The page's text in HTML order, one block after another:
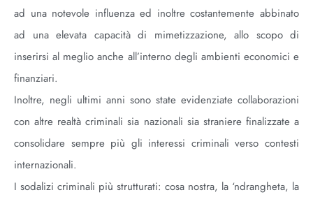
ad una notevole influenza ed inoltre costantemente abbinato
ad una elevata capacità di mimetizzazione, allo scopo di
inserirsi al meglio anche all’interno degli ambienti economici e
finanziari.
Inoltre, negli ultimi anni sono state evidenziate collaborazioni
con altre realtà criminali sia nazionali sia straniere finalizzate a
consolidare sempre più gli interessi criminali verso contesti
internazionali.
I sodalizi criminali più strutturati: cosa nostra, la ‘ndrangheta, la